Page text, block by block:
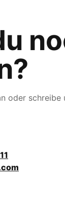
oder schreibe